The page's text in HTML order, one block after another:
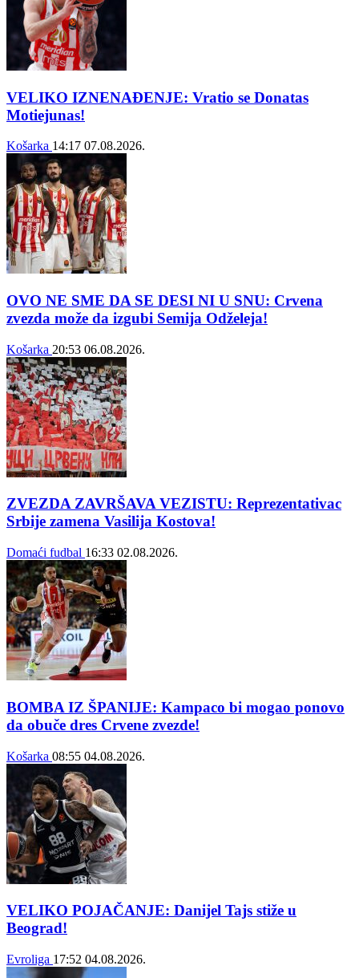
VELIKO IZNENAĐENJE: Vratio se Donatas
Motiejunas!
Košarka 14:17 07.08.2026.
OVO NE SME DA SE DESI NI U SNU: Crvena
zvezda može da izgubi Semija Odželeja!
Košarka 20:53 06.08.2026.
ZVEZDA ZAVRŠAVA VEZISTU: Reprezentativac
Srbije zamena Vasilija Kostova!
Domaći fudbal 16:33 02.08.2026.
BOMBA IZ ŠPANIJE: Kampaco bi mogao ponovo
da obuče dres Crvene zvezde!
Košarka 08:55 04.08.2026.
VELIKO POJAČANJE: Danijel Tajs stiže u
Beograd!
Evroliga 17:52 04.08.2026.